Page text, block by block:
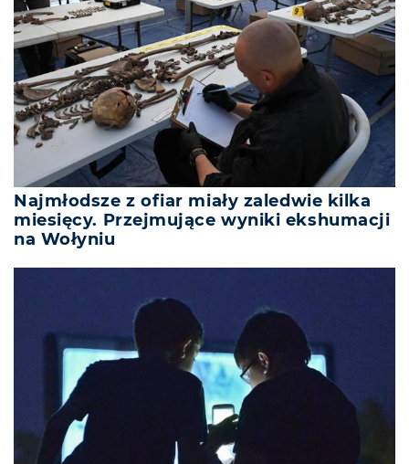
Najmłodsze z ofiar miały zaledwie kilka
miesięcy. Przejmujące wyniki ekshumacji
na Wołyniu